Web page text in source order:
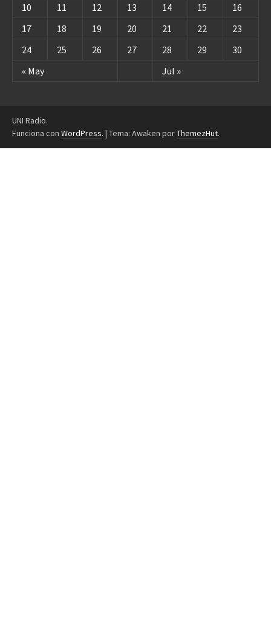
« May Jul »
10
11 12 13 14 15
16
17
18 19 20 21 22
23
24
25 26 27 28 29 30
UNI Radio.
Funciona con WordPress. | Tema: Awaken porThemezHut.